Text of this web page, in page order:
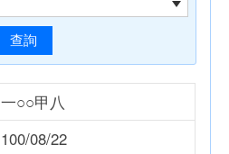
一○○甲八
100/08/22